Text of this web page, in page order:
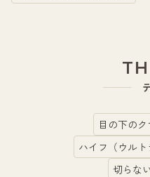
目の下の
ハイフ（ウルト
切らな